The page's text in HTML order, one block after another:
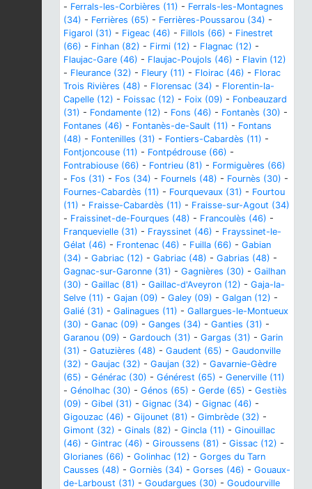
- Ferrals-les-Corbières (11) - Ferrals-les-Montagnes
(34) - Ferrières (65) - Ferrières-Poussarou (34) -
Figarol (31) - Figeac (46) - Fillols (66) - Finestret
(66) - Finhan (82) - Firmi (12) - Flagnac (12) -
Flaujac-Gare (46) - Flaujac-Poujols (46) - Flavin (12)
- Fleurance (32) - Fleury (11) - Floirac (46) - Florac
Trois Rivières (48) - Florensac (34) - Florentin-la-
Capelle (12) - Foissac (12) - Foix (09) - Fonbeauzard
(31) - Fondamente (12) - Fons (46) - Fontanès (30) -
Fontanes (46) - Fontanès-de-Sault (11) - Fontans
(48) - Fontenilles (31) - Fontiers-Cabardès (11) -
Fontjoncouse (11) - Fontpédrouse (66) -
Fontrabiouse (66) - Fontrieu (81) - Formiguères (66)
- Fos (31) - Fos (34) - Fournels (48) - Fournès (30) -
Fournes-Cabardès (11) - Fourquevaux (31) - Fourtou
(11) - Fraisse-Cabardès (11) - Fraisse-sur-Agout (34)
- Fraissinet-de-Fourques (48) - Francoulès (46) -
Franquevielle (31) - Frayssinet (46) - Frayssinet-le-
Gélat (46) - Frontenac (46) - Fuilla (66) - Gabian
(34) - Gabriac (12) - Gabriac (48) - Gabrias (48) -
Gagnac-sur-Garonne (31) - Gagnières (30) - Gailhan
(30) - Gaillac (81) - Gaillac-d'Aveyron (12) - Gaja-la-
Selve (11) - Gajan (09) - Galey (09) - Galgan (12) -
Galié (31) - Galinagues (11) - Gallargues-le-Montueux
(30) - Ganac (09) - Ganges (34) - Ganties (31) -
Garanou (09) - Gardouch (31) - Gargas (31) - Garin
(31) - Gatuzières (48) - Gaudent (65) - Gaudonville
(32) - Gaujac (32) - Gaujan (32) - Gavarnie-Gèdre
(65) - Générac (30) - Générest (65) - Generville (11)
- Génolhac (30) - Génos (65) - Gerde (65) - Gestiès
(09) - Gibel (31) - Gignac (34) - Gignac (46) -
Gigouzac (46) - Gijounet (81) - Gimbrède (32) -
Gimont (32) - Ginals (82) - Gincla (11) - Ginouillac
(46) - Gintrac (46) - Giroussens (81) - Gissac (12) -
Glorianes (66) - Golinhac (12) - Gorges du Tarn
Causses (48) - Gorniès (34) - Gorses (46) - Gouaux-
de-Larboust (31) - Goudargues (30) - Goudourville